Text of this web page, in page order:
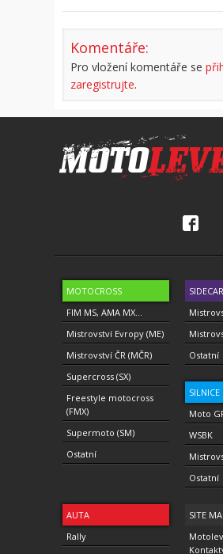
Komentáře:
Pro vložení komentáře se
zaregistrujte.
MOTOCROSS
FIM MS, AMA MX...
Mistrovství Evropy (ME)
Mistrovství ČR (MČR)
Supercross (SX)
Freestyle motocross
(FMX)
Supermoto (SM)
Ostatní
Ostatní
SILNICE
Moto
WSBK
Ostatní
AUTA
Rally
SITE